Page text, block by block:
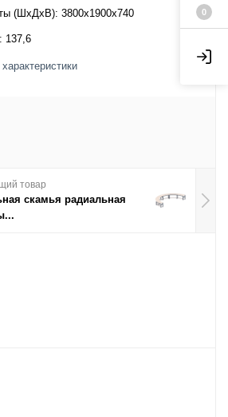
0
(ШхДхВ): 3800х1900х740
137,6
товар
скамья радиальная